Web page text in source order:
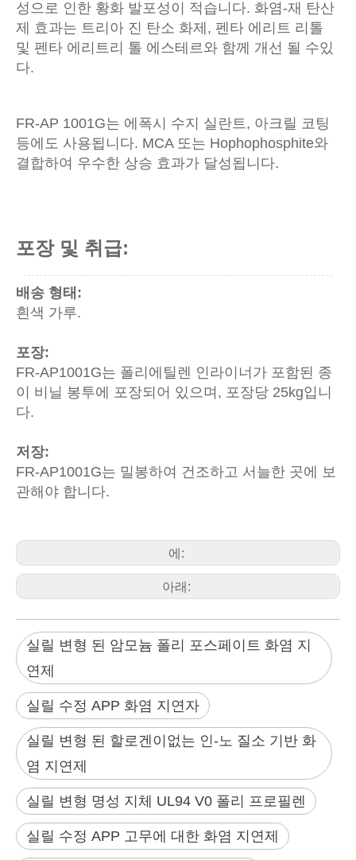
성으로 인한 황화 발포성이 적습니다. 화염-재 탄산
제 효과는 트리아 진 탄소 화제, 펜타 에리트 리톨
및 펜타 에리트리 톨 에스테르와 함께 개선 될 수있
다.
FR-AP 1001G는 에폭시 수지 실란트, 아크릴 코팅
등에도 사용됩니다. MCA 또는 Hophophosphite와
결합하여 우수한 상승 효과가 달성됩니다.
포장 및 취급:
배송 형태:
흰색 가루.
포장:
FR-AP1001G는 폴리에틸렌 인라이너가 포함된 종
이 비닐 봉투에 포장되어 있으며, 포장당 25kg입니
다.
저장:
FR-AP1001G는 밀봉하여 건조하고 서늘한 곳에 보
관해야 합니다.
에:
아래:
실릴 변형 된 암모늄 폴리 포스페이트 화염 지
연제
실릴 수정 APP 화염 지연자
실릴 변형 된 할로겐이없는 인-노 질소 기반 화
염 지연제
실릴 변형 명성 지체 UL94 V0 폴리 프로필렌
실릴 수정 APP 고무에 대한 화염 지연제